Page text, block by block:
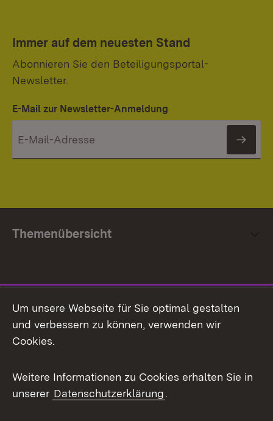
Immer auf dem neuesten Stand
Abonnieren Sie den Beteiligungsportal-
Newsletter.
E-Mail zur Newsletter-Anmeldung
Themenübersicht
Facebook
X / Twitter
Youtube
Um unsere Webseite für Sie optimal gestalten
und verbessern zu können, verwenden wir
Cookies.
Weitere Informationen zu Cookies erhalten Sie in
unserer Datenschutzerklärung.